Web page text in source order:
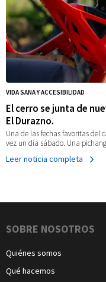
VIDA SANA Y ACCESIBILIDAD
El cerro se junta de
El Durazno.
Una de las fechas favoritas del
vez un día sábado. Una
Leer noticia completa
Navegación
SOBRE NOSOTROS
Quiénes somos
Qué hacemos